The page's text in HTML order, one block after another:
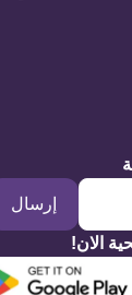
إرسال
الان!